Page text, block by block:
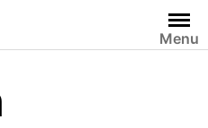
Menu